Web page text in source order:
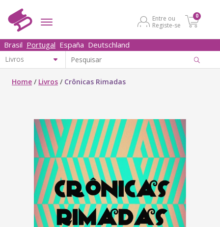
Entre ou
Registe-se
0
Brasil Portugal España Deutschland
Home / Livros / Crônicas Rimadas